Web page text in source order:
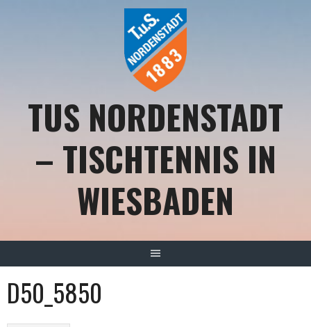
TUS NORDENSTADT
– TISCHTENNIS IN
WIESBADEN
D50_5850